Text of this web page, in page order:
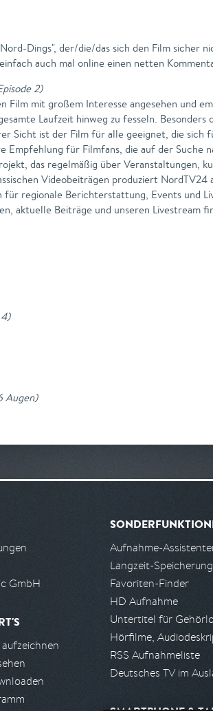
Dings", der/die/das sich den Film sicher
auch mal online einen netten
2)
mit großem Interesse angesehen und
Laufzeit hinweg zu fesseln. Besonders
Sicht ist der Film für alle geeignet, die sich
Empfehlung für Filmfans, die auf der Suche
das regelmäßig über Veranstaltungen,
Videobeiträgen produziert
für regionale Berichterstattung, Events und
aktuelle Beiträge und unseren Livestream
)
Augen)
GmbH
Aufnahme-
Langzeit-Speicherung
Favoriten-Finder
HD Aufnahme
Untertitel für
Hörfilme,
RSS Aufnahmeliste
Deutsches TV im